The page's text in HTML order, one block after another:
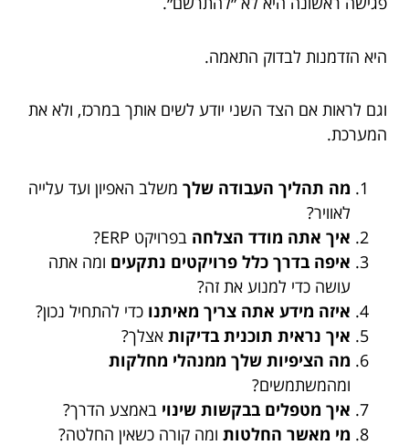
היא הזדמנות לבדוק התאמה.
וגם לראות אם הצד השני יודע לשים אותך במרכז, ולא את
המערכת.
מה תהליך העבודה שלך משלב האפיון ועד עלייה
לאוויר?
איך אתה מודד הצלחה בפרויקט ERP?
איפה בדרך כלל פרויקטים נתקעים ומה אתה
עושה כדי למנוע את זה?
איזה מידע אתה צריך מאיתנו כדי להתחיל נכון?
איך נראית תוכנית בדיקות אצלך?
מה הציפיות שלך ממנהלי מחלקות
ומהמשתמשים?
איך מטפלים בבקשות שינוי באמצע הדרך?
מי מאשר החלטות ומה קורה כשאין החלטה?